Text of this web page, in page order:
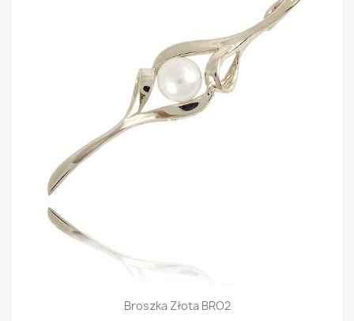
Broszka Złota BRO2